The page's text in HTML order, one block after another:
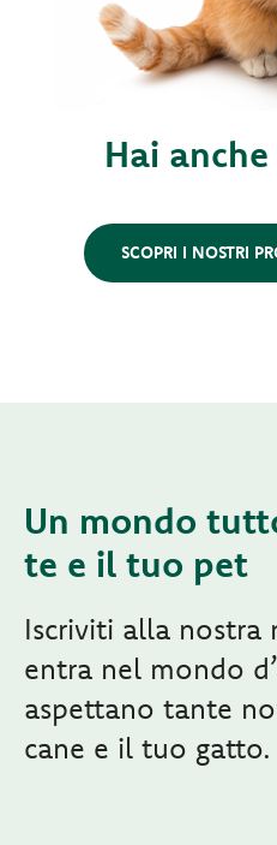
Hai
SCOPRI I NOSTRI
Un mondo
te e il tuo pet
Iscriviti alla nostra
entra nel mondo
aspettano tante
cane e il tuo gatto.